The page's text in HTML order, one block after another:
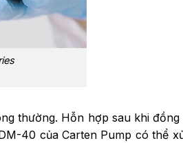
thường. Hỗn hợp sau khi
40 của Carten Pump có thể